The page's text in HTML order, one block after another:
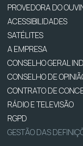
PROVEDORA DO
ACESSIBILIDADES
SATÉLITES
A EMPRESA
CONSELHO GERAL
CONSELHO DE
CONTRATO DE
RÁDIO E TELEVISÃO
RGPD
GESTÃO DAS